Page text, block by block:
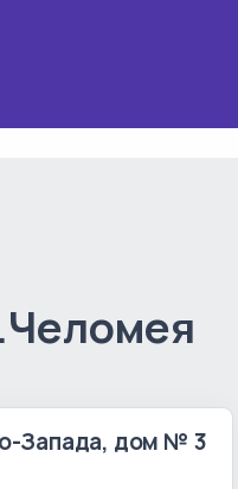
Запада, дом № 3